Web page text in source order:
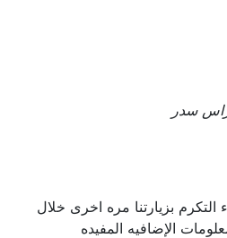
سدر
بزيارتنا مره اخرى خلال
الإضافيه المفيده